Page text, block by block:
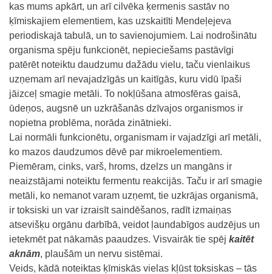
kas mums apkārt, un arī cilvēka ķermenis sastāv no
ķīmiskajiem elementiem, kas uzskaitīti Mendeļejeva
periodiskajā tabulā, un to savienojumiem. Lai nodrošinātu
organisma spēju funkcionēt, nepieciešams pastāvīgi
patērēt noteiktu daudzumu dažādu vielu, taču vienlaikus
uzņemam arī nevajadzīgās un kaitīgās, kuru vidū īpaši
jāizceļ smagie metāli. To nokļūšana atmosfēras gaisā,
ūdeņos, augsnē un uzkrāšanās dzīvajos organismos ir
nopietna problēma, norāda zinātnieki.
Lai normāli funkcionētu, organismam ir vajadzīgi arī metāli,
ko mazos daudzumos dēvē par mikroelementiem.
Piemēram, cinks, varš, hroms, dzelzs un mangāns ir
neaizstājami noteiktu fermentu reakcijās. Taču ir arī smagie
metāli, ko nemanot varam uzņemt, tie uzkrājas organismā,
ir toksiski un var izraisīt saindēšanos, radīt izmaiņas
atsevišķu orgānu darbībā, veidot ļaundabīgos audzējus un
ietekmēt pat nākamās paaudzes. Visvairāk tie spēj kaitēt
aknām, plaušām un nervu sistēmai.
Veids, kādā noteiktas ķīmiskās vielas kļūst toksiskas – tās